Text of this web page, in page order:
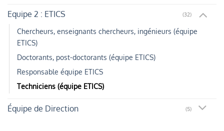
Equipe 2 : ETICS (32)
Chercheurs, enseignants chercheurs, ingénieurs (équipe
ETICS)
Doctorants, post-doctorants (équipe ETICS)
Responsable équipe ETICS
Techniciens (équipe ETICS)
Équipe de Direction (5)